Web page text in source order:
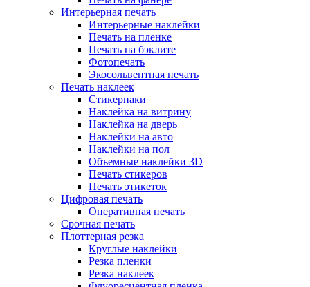
Интерьерная печать
Интерьерные наклейки
Печать на пленке
Печать на бэклите
Фотопечать
Экосольвентная печать
Печать наклеек
Стикерпаки
Наклейка на витрину
Наклейка на дверь
Наклейки на авто
Наклейки на пол
Объемные наклейки 3D
Печать стикеров
Печать этикеток
Цифровая печать
Оперативная печать
Срочная печать
Плоттерная резка
Круглые наклейки
Резка пленки
Резка наклеек